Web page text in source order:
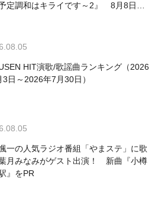
定調和はキライです～2』 8月8日
HIT演歌/歌謡曲ランキング（2026
3日～2026年7月30日）
一の人気ラジオ番組「やまステ」に歌
月みなみがゲスト出演！ 新曲『小樽
』をPR